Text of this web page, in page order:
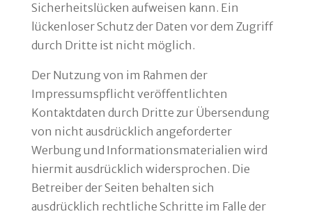
Sicherheitslücken aufweisen kann. Ein
lückenloser Schutz der Daten vor dem Zugriff
durch Dritte ist nicht möglich.
Der Nutzung von im Rahmen der
Impressumspflicht veröffentlichten
Kontaktdaten durch Dritte zur Übersendung
von nicht ausdrücklich angeforderter
Werbung und Informationsmaterialien wird
hiermit ausdrücklich widersprochen. Die
Betreiber der Seiten behalten sich
ausdrücklich rechtliche Schritte im Falle der